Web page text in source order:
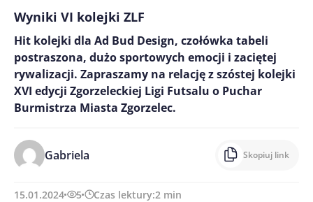
Wyniki VI kolejki ZLF
Hit kolejki dla Ad Bud Design, czołówka tabeli
postraszona, dużo sportowych emocji i zaciętej
rywalizacji. Zapraszamy na relację z szóstej kolejki
XVI edycji Zgorzeleckiej Ligi Futsalu o Puchar
Burmistrza Miasta Zgorzelec.
Gabriela Skopiuj link
15.01.2024 5 Czas lektury:2 min